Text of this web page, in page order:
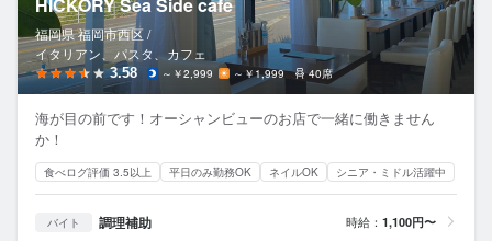
福岡県 福岡市西区 /
イタリアン、パスタ、カフェ
3.58 ～￥2,999 ～￥1,999 40席
海が目の前です！オーシャンビューのお店で一緒に働きません
か！
食べログ評価 3.5以上 平日のみ勤務OK ネイルOK シニア・ミドル活躍中
バイト 調理補助 時給： 1,100円〜